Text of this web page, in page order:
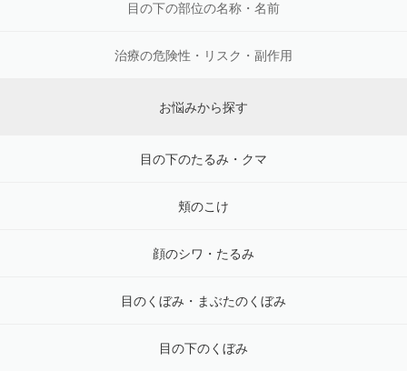
目の下の部位の名称・名前
治療の危険性・リスク・副作用
お悩みから探す
目の下のたるみ・クマ
頬のこけ
顔のシワ・たるみ
目のくぼみ・まぶたのくぼみ
目の下のくぼみ